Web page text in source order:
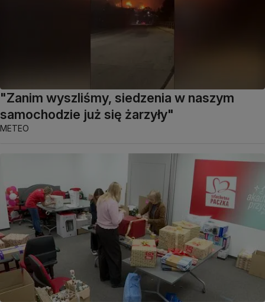
"Zanim wyszliśmy, siedzenia w naszym
samochodzie już się żarzyły"
METEO